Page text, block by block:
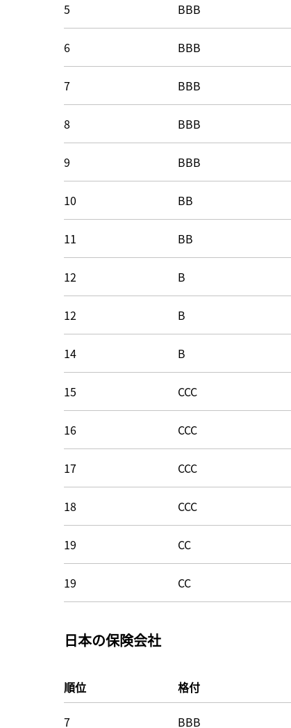
5 BBB
6 BBB
7 BBB
8 BBB
9 BBB
10 BB
11 BB
12 B
12 B
14 B
15 CCC
16 CCC
17 CCC
18 CCC
19 CC
19 CC
日本の保険会社
順位 格付
7 BBB